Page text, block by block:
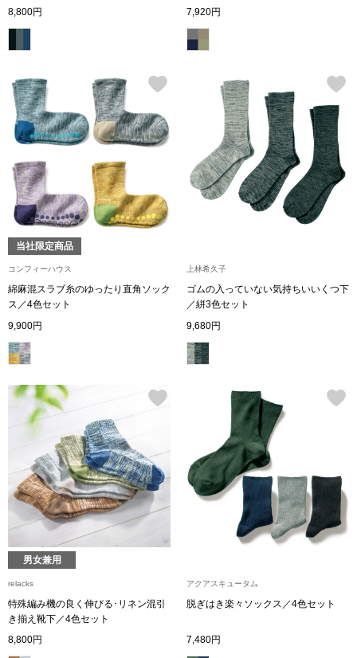
ン雑貨
Miss Kyouko／ミスキョウコ
ランド
その他
シューズ
スリップオン
その他
財布／小物
財布／コイン
8,800円
7,920円
当社限定商品
コンフィーハウス
綿麻混スラブ糸のゆったり直角ソック
ス／4色セット
9,900円
上林希久子
ゴムの入っていない気持ちいいくつ下
／絣3色セット
9,680円
男女兼用
relacks
特殊編み機の良く伸びる･リネン混引
き揃え靴下／4色セット
8,800円
アクアスキュータム
脱ぎはき楽々ソックス／4色セット
7,480円